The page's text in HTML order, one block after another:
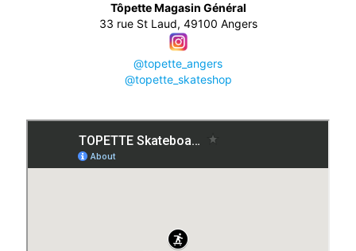
Tôpette Magasin Général
33 rue St Laud, 49100 Angers
@topette_angers
@topette_skateshop